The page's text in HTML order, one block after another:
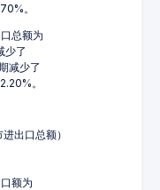
。
总额为
少了
减少了
。
出口总额）
额为